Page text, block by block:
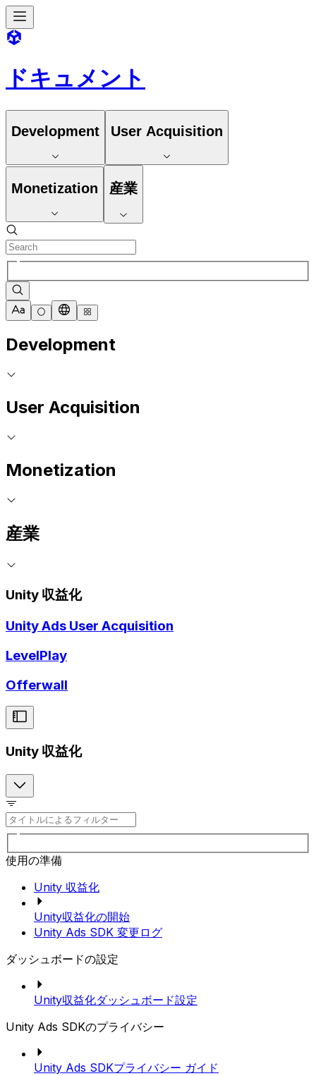
ドキュメント
Development User Acquisition
Monetization 産業
Development
User Acquisition
Monetization
産業
Unity 収益化
Unity Ads User Acquisition
LevelPlay
Offerwall
Unity 収益化
使用の準備
Unity 収益化
Unity収益化の開始
Unity Ads SDK 変更ログ
ダッシュボードの設定
Unity収益化ダッシュボード設定
Unity Ads SDKのプライバシー
Unity Ads SDKプライバシー ガイド